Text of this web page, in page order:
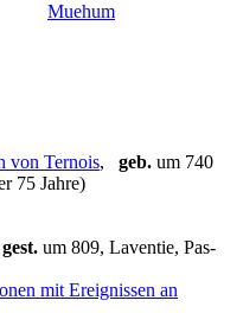
Muehum
von Ternois, geb. um 740
75 Jahre)
gest. um 809, Laventie, Pas-